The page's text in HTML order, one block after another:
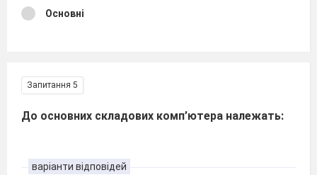
Основні
Запитання 5
До основних складових комп’ютера належать:
варіанти відповідей